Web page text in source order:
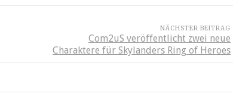
NÄCHSTER BEITRAG
Com2uS veröffentlicht zwei neue
Charaktere für Skylanders Ring of Heroes